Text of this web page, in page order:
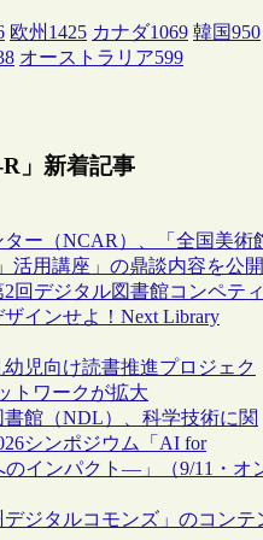
欧州 1425 カナダ1069 韓国950
オーストラリア599
R」新着記事
ー（NCAR）、「全国美術
活用講座」の鼎談内容を公開
回デジタル図書館コンペティ
インせよ！Next Library
児向け読書推進プロジェク
トワークが拡大
書館（NDL）、科学技術に関
シンポジウム「AI for
のインパクト―」（9/11・オ
ジタルコモンズ」のコンテ